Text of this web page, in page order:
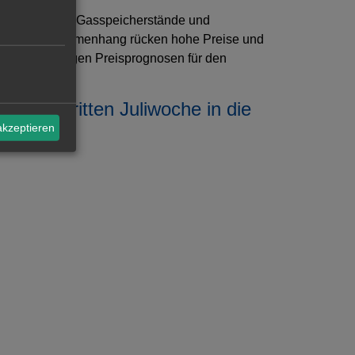
niedrige Gasspeicherstände und
Zusammenhang rücken hohe Preise und
zuverlässigen Preisprognosen für den
der dritten Juliwoche in die